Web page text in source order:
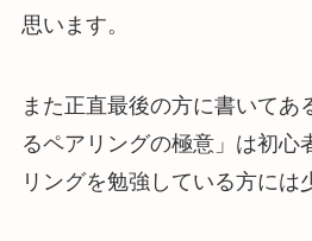
思います。
また正直最後の方に書いてあ
るペアリングの極意」は初心
リングを勉強している方には